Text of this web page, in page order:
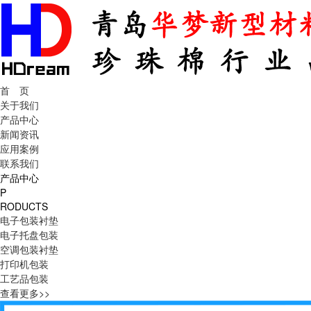
首 页
关于我们
产品中心
新闻资讯
应用案例
联系我们
产品中心
P
RODUCTS
电子包装衬垫
电子托盘包装
空调包装衬垫
打印机包装
工艺品包装
查看更多>>